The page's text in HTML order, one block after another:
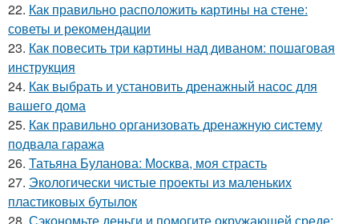
22. Как правильно расположить картины на стене:
советы и рекомендации
23. Как повесить три картины над диваном: пошаговая
инструкция
24. Как выбрать и установить дренажный насос для
вашего дома
25. Как правильно организовать дренажную систему
подвала гаража
26. Татьяна Буланова: Москва, моя страсть
27. Экологически чистые проекты из маленьких
пластиковых бутылок